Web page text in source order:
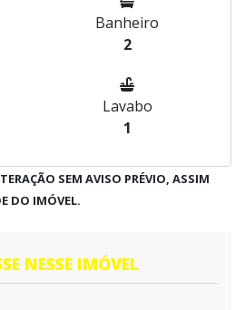
Banheiro
2
Lavabo
1
SEM AVISO PRÉVIO, ASSIM
DO IMÓVEL.
NESSE IMÓVEL